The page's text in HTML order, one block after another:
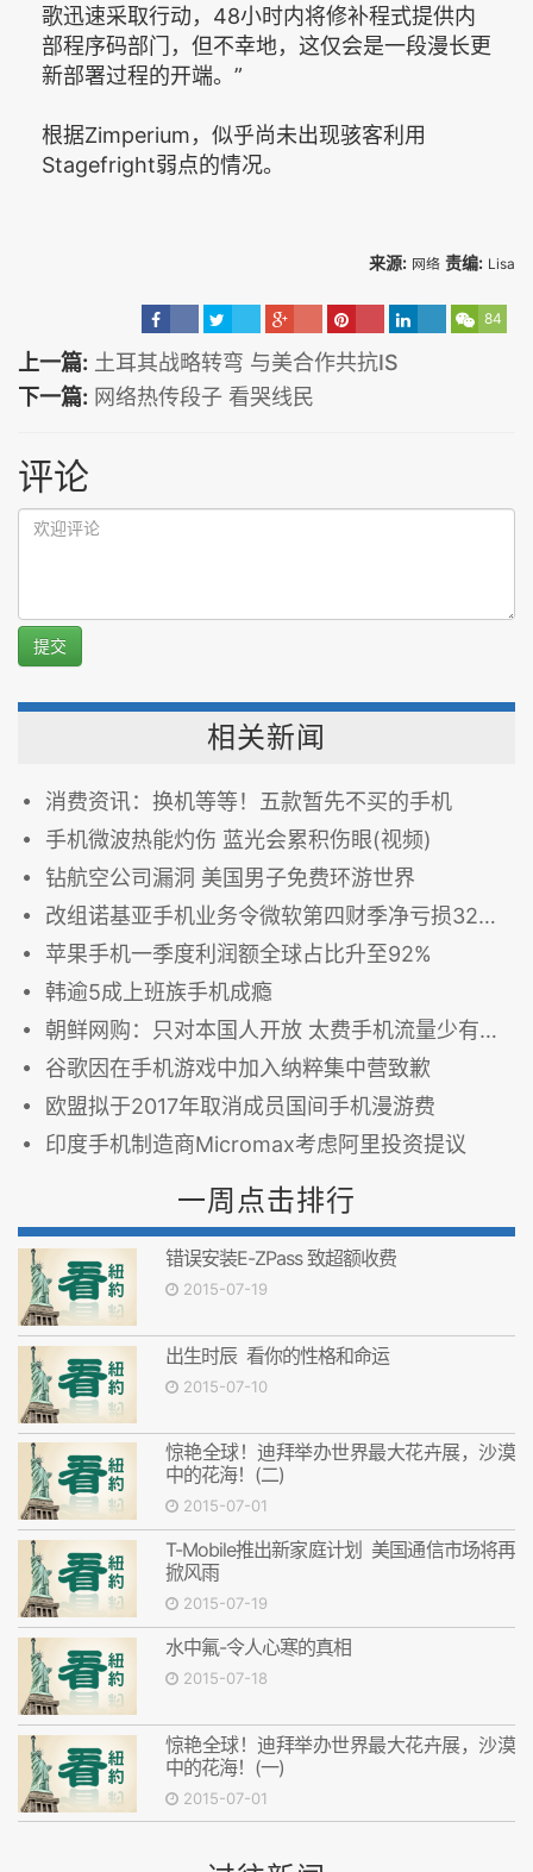
歌迅速采取行动，48小时内将修补程式提供内
部程序码部门，但不幸地，这仅会是一段漫长更
新部署过程的开端。”
根据Zimperium，似乎尚未出现骇客利用
Stagefright弱点的情况。
来源: 网络 责编: Lisa
84
上一篇: 土耳其战略转弯 与美合作共抗IS
下一篇: 网络热传段子 看哭线民
评论
提交
相关新闻
消费资讯：换机等等！五款暂先不买的手机
手机微波热能灼伤 蓝光会累积伤眼(视频)
钻航空公司漏洞 美国男子免费环游世界
改组诺基亚手机业务令微软第四财季净亏损32亿美元
苹果手机一季度利润额全球占比升至92%
韩逾5成上班族手机成瘾
朝鲜网购：只对本国人开放 太费手机流量少有人用
谷歌因在手机游戏中加入纳粹集中营致歉
欧盟拟于2017年取消成员国间手机漫游费
印度手机制造商Micromax考虑阿里投资提议
一周点击排行
错误安装E-ZPass 致超额收费
2015-07-19
出生时辰 看你的性格和命运
2015-07-10
惊艳全球！迪拜举办世界最大花卉展，沙漠
中的花海！(二)
2015-07-01
T-Mobile推出新家庭计划 美国通信市场将再
掀风雨
2015-07-19
水中氟-令人心寒的真相
2015-07-18
惊艳全球！迪拜举办世界最大花卉展，沙漠
中的花海！(一)
2015-07-01